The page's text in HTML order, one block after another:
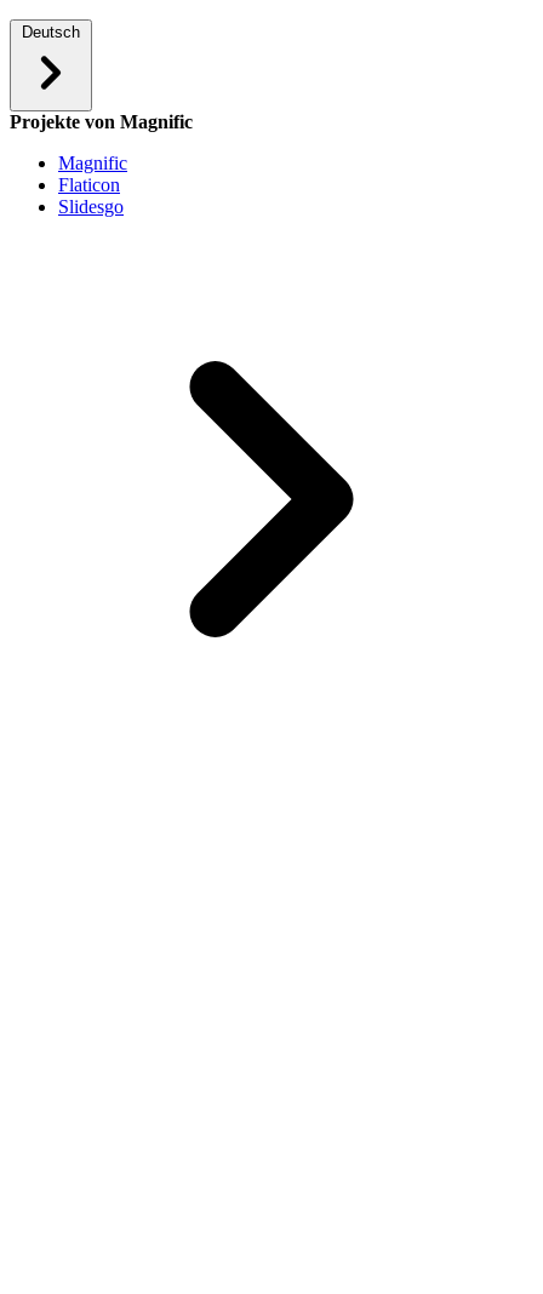
Deutsch
Projekte von Magnific
Magnific
Flaticon
Slidesgo